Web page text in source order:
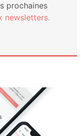
pro­chaines
newsletters.